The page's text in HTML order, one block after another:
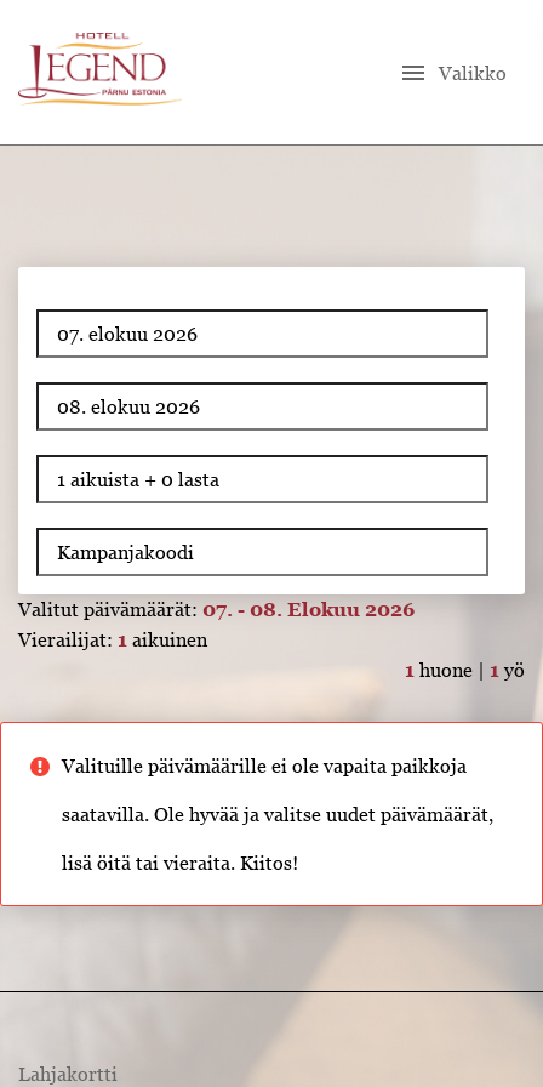
menu Valikko
Valitut päivämäärät: 07. - 08. Elokuu 2026
Vierailijat: 1 aikuinen
1 huone | 1 yö
Valituille päivämäärille ei ole vapaita paikkoja
saatavilla. Ole hyvää ja valitse uudet päivämäärät,
lisä öitä tai vieraita. Kiitos!
Lahjakortti